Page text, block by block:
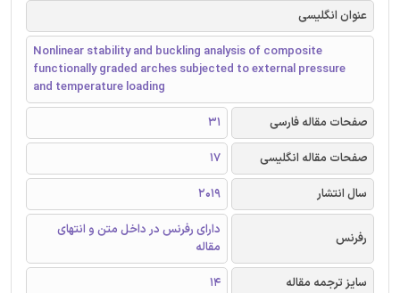
عنوان انگلیسی
Nonlinear stability and buckling analysis of composite
functionally graded arches subjected to external pressure
and temperature loading
صفحات مقاله فارسی
31
صفحات مقاله انگلیسی
17
سال انتشار
2019
رفرنس
دارای رفرنس در داخل متن و انتهای
مقاله
سایز ترجمه مقاله
14